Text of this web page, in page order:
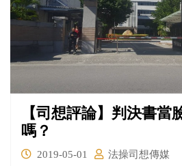
【司想評論】判決書當
嗎？
2019-05-01
法操司想傳媒